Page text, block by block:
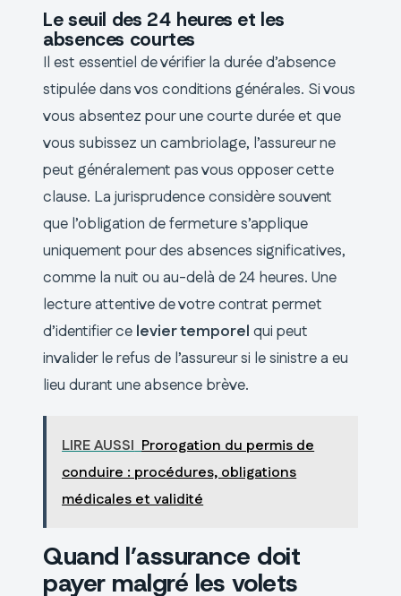
Le seuil des 24 heures et les
absences courtes
Il est essentiel de vérifier la durée d’absence
stipulée dans vos conditions générales. Si vous
vous absentez pour une courte durée et que
vous subissez un cambriolage, l’assureur ne
peut généralement pas vous opposer cette
clause. La jurisprudence considère souvent
que l’obligation de fermeture s’applique
uniquement pour des absences significatives,
comme la nuit ou au-delà de 24 heures. Une
lecture attentive de votre contrat permet
d’identifier ce levier temporel qui peut
invalider le refus de l’assureur si le sinistre a eu
lieu durant une absence brève.
LIRE AUSSI Prorogation du permis de
conduire : procédures, obligations
médicales et validité
Quand l’assurance doit
payer malgré les volets